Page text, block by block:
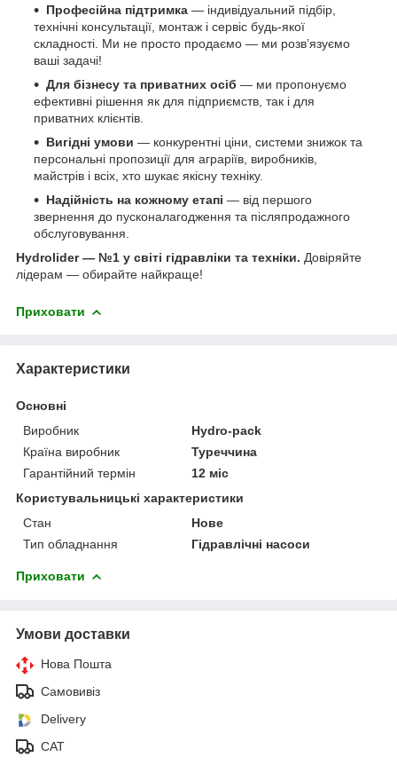
Професійна підтримка — індивідуальний підбір,
технічні консультації, монтаж і сервіс будь-якої
складності. Ми не просто продаємо — ми розв’язуємо
ваші задачі!
Для бізнесу та приватних осіб — ми пропонуємо
ефективні рішення як для підприємств, так і для
приватних клієнтів.
Вигідні умови — конкурентні ціни, системи знижок та
персональні пропозиції для аграріїв, виробників,
майстрів і всіх, хто шукає якісну техніку.
Надійність на кожному етапі — від першого
звернення до пусконалагодження та післяпродажного
обслуговування.
Hydrolider — №1 у світі гідравліки та техніки. Довіряйте
лідерам — обирайте найкраще!
Приховати
Характеристики
Основні
Виробник
Hydro-pack
Країна виробник
Туреччина
Гарантійний термін
12 міс
Користувальницькі характеристики
Стан
Нове
Тип обладнання
Гідравлічні насоси
Приховати
Умови доставки
Нова Пошта
Самовивіз
Delivery
САТ